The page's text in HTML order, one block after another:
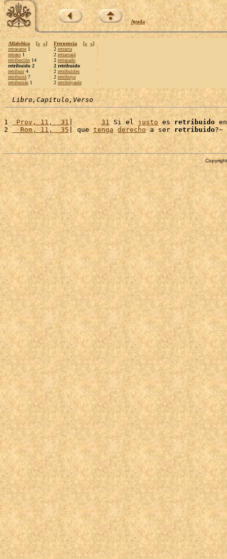
Ayuda
Alfabética [« »]
retrasarse 1
retrato 1
retribución 14
retribuido 2
retribuir4
retribuirá 7
retribuirás 1
Frecuencia [« »]
2 retracta
2 retractará
2 retrasado
2 retribuido
2 retribuirles
2 retribuya
2 retribúyanle
Libro,Capítulo,Verso
1 Prov, 11,  31 | 31 Si el justo es retribuido
2
  Rom, 11,  35
| que tenga derecho a ser retribuido